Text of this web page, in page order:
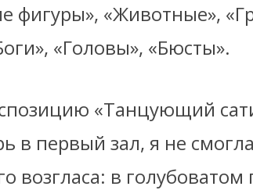
фигуры», «Животные»,
«Головы», «Бюсты».
«Танцующий
в первый зал, я не
возгласа: в